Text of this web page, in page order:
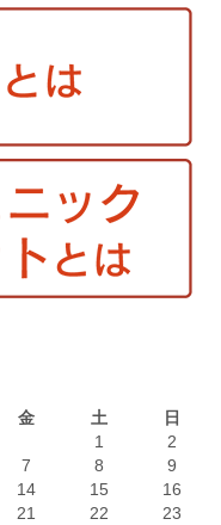
金 土
日
1
2
7 8
9
14 15
16
21 22
23